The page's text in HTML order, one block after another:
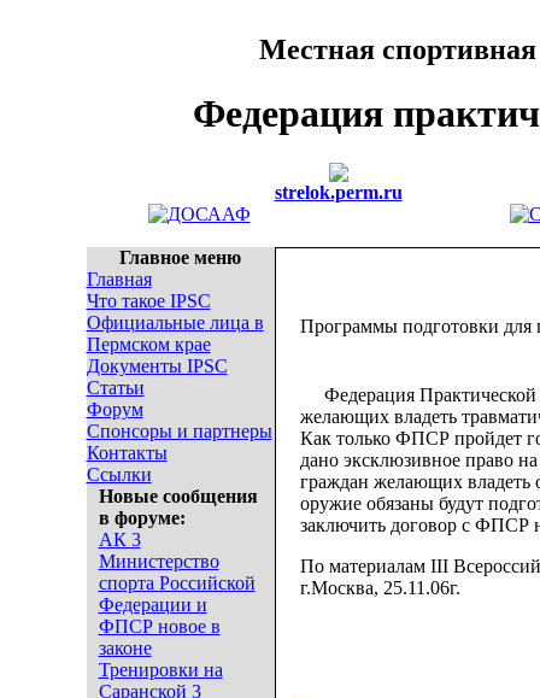
Местная
Федерация
strelok.perm.ru
Главное меню
Главная
Что такое IPSC
Официальные лица в
Пермском крае
Документы IPSC
Статьи
Форум
Спонсоры и партнеры
Контакты
Ссылки
Новые сообщения
в форуме:
АК 3
Министерство
спорта Российской
Федерации и
ФПСР новое в
законе
Тренировки на
Саранской 3
Программы подготовки для
Федерация Практической
желающих владеть
Как только ФПСР пройдет
дано эксклюзивное право
граждан желающих
оружие обязаны будут
заключить договор с ФПСР
По материалам III
г.Москва, 25.11.06г.